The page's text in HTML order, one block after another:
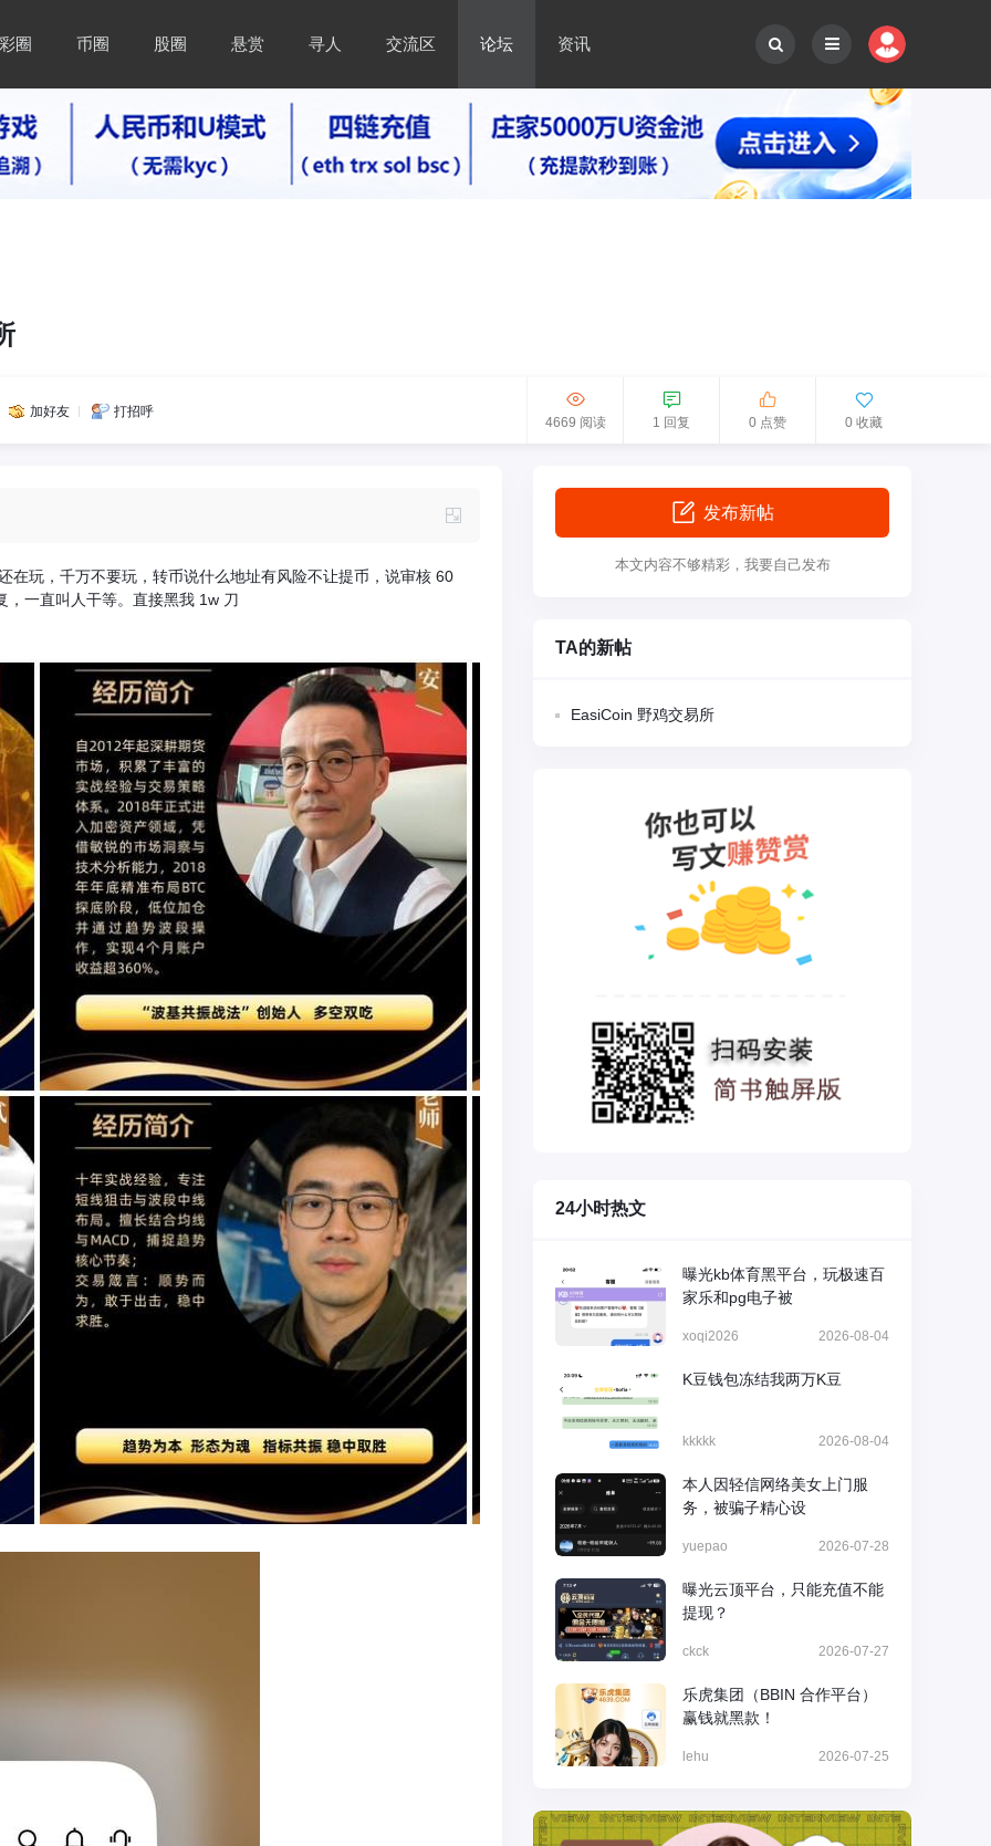
彩圈 币圈 股圈 悬赏 寻人 交流区 论坛 资讯
加好友 打招呼
4669 阅读 1 回复 0 点赞 0 收藏
在玩，千万不要玩，转币说什么地址有风险不让提币，说审核 60
，一直叫人干等。直接黑我 1w 刀
发布新帖
本文内容不够精彩，我要自己发布
TA的新帖
EasiCoin 野鸡交易所
24小时热文
曝光kb体育黑平台，玩极速百
家乐和pg电子被
xoqi2026 2026-08-04
K豆钱包冻结我两万K豆
kkkkk 2026-08-04
本人因轻信网络美女上门服
务，被骗子精心设
yuepao 2026-07-28
曝光云顶平台，只能充值不能
提现？
ckck 2026-07-27
乐虎集团（BBIN 合作平台）
赢钱就黑款！
lehu 2026-07-25